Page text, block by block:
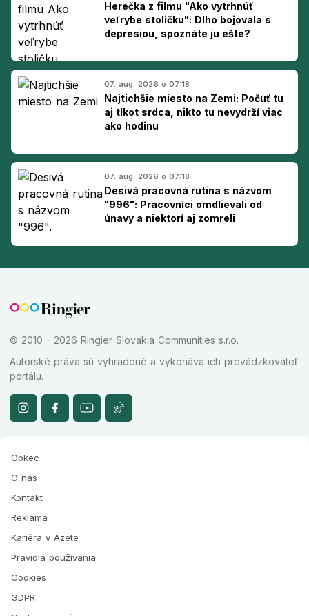
Herečka z filmu "Ako vytrhnúť
veľrybe stoličku": Dlho bojovala s
depresiou, spoznáte ju ešte?
07. aug. 2026 o 07:18
Najtichšie miesto na Zemi: Počuť tu
aj tlkot srdca, nikto tu nevydrží viac
ako hodinu
07. aug. 2026 o 07:18
Desivá pracovná rutina s názvom
"996": Pracovníci omdlievali od
únavy a niektorí aj zomreli
© 2010 - 2026 Ringier Slovakia Communities s.r.o.
Autorské práva sú vyhradené a vykonáva ich prevádzkovateľ
portálu.
Obkec
O nás
Kontakt
Reklama
Kariéra v Azete
Pravidlá používania
Cookies
GDPR